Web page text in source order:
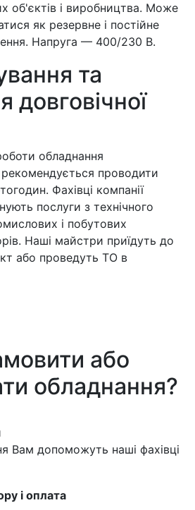
об'єктів і виробництва. Може
як резервне і постійне
Напруга — 400/230 В.
та
довговічної
обладнання
проводити
Фахівці компанії
послуги з технічного
і побутових
Наші майстри приїдуть до
або проведуть ТО в
або
обладнання?
Вам допоможуть наші фахівці
і оплата